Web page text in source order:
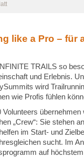
like a Pro – für
TRAILS so
und Erlebnis.
wird
wie Profis fühlen
Volunteers
„Crew“: Sie stehen
im Start- und
sucht. Im
auf